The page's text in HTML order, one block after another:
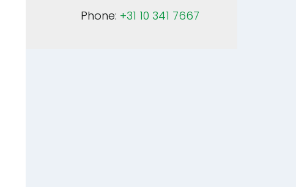
Phone: +31 10 341 7667